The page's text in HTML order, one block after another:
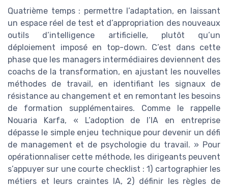
Quatrième temps : permettre l’adaptation, en laissant
un espace réel de test et d’appropriation des nouveaux
outils d’intelligence artificielle, plutôt qu’un
déploiement imposé en top-down. C’est dans cette
phase que les managers intermédiaires deviennent des
coachs de la transformation, en ajustant les nouvelles
méthodes de travail, en identifiant les signaux de
résistance au changement et en remontant les besoins
de formation supplémentaires. Comme le rappelle
Nouaria Karfa, « L’adoption de l’IA en entreprise
dépasse le simple enjeu technique pour devenir un défi
de management et de psychologie du travail. » Pour
opérationnaliser cette méthode, les dirigeants peuvent
s’appuyer sur une courte checklist : 1) cartographier les
métiers et leurs craintes IA, 2) définir les règles de